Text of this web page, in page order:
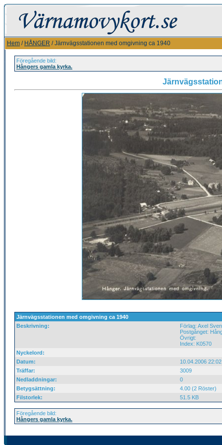
Hem / HÅNGER / Järnvägsstationen med omgivning ca 1940
Föregående bild:
Hångers gamla kyrka.
Järnvägsstationen med omgivning ca 1940
Beskrivning:
Förlag: Axel
Postgånget:
Övrigt:
Index: K0570
Nyckelord:
Datum:
10.04.2006 22:02
Träffar:
3009
Nedladdningar:
0
Betygsättning:
4.00 (2 Röster)
Filstorlek:
51.5 KB
Föregående bild:
Hångers gamla kyrka.